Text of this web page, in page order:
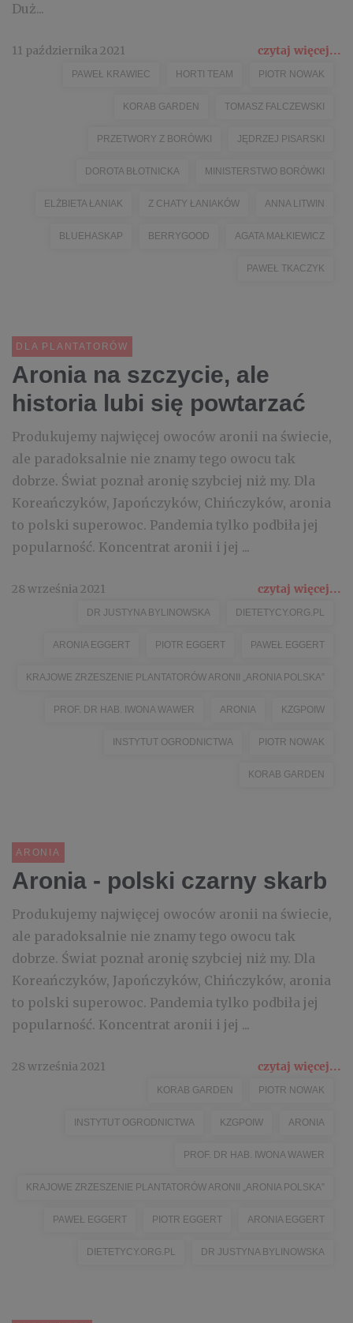
Duż...
11 października 2021 czytaj więcej...
PAWEŁ KRAWIEC HORTI TEAM PIOTR NOWAK
KORAB GARDEN TOMASZ FALCZEWSKI
PRZETWORY Z BORÓWKI JĘDRZEJ PISARSKI
DOROTA BŁOTNICKA MINISTERSTWO BORÓWKI
ELŻBIETA ŁANIAK Z CHATY ŁANIAKÓW ANNA LITWIN
BLUEHASKAP BERRYGOOD AGATA MAŁKIEWICZ
PAWEŁ TKACZYK
DLA PLANTATORÓW
Aronia na szczycie, ale
historia lubi się powtarzać
Produkujemy najwięcej owoców aronii na świecie,
ale paradoksalnie nie znamy tego owocu tak
dobrze. Świat poznał aronię szybciej niż my. Dla
Koreańczyków, Japończyków, Chińczyków, aronia
to polski superowoc. Pandemia tylko podbiła jej
popularność. Koncentrat aronii i jej ...
28 września 2021 czytaj więcej...
DR JUSTYNA BYLINOWSKA DIETETYCY.ORG.PL
ARONIA EGGERT PIOTR EGGERT PAWEŁ EGGERT
KRAJOWE ZRZESZENIE PLANTATORÓW ARONII „ARONIA POLSKA”
PROF. DR HAB. IWONA WAWER ARONIA KZGPOIW
INSTYTUT OGRODNICTWA PIOTR NOWAK
KORAB GARDEN
ARONIA
Aronia - polski czarny skarb
Produkujemy najwięcej owoców aronii na świecie,
ale paradoksalnie nie znamy tego owocu tak
dobrze. Świat poznał aronię szybciej niż my. Dla
Koreańczyków, Japończyków, Chińczyków, aronia
to polski superowoc. Pandemia tylko podbiła jej
popularność. Koncentrat aronii i jej ...
28 września 2021 czytaj więcej...
KORAB GARDEN PIOTR NOWAK
INSTYTUT OGRODNICTWA KZGPOIW ARONIA
PROF. DR HAB. IWONA WAWER
KRAJOWE ZRZESZENIE PLANTATORÓW ARONII „ARONIA POLSKA”
PAWEŁ EGGERT PIOTR EGGERT ARONIA EGGERT
DIETETYCY.ORG.PL DR JUSTYNA BYLINOWSKA